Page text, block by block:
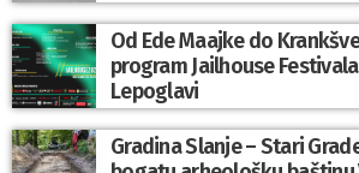
Od Ede Maajke do
program Jailhouse
Lepoglavi
Gradina Slanje – Stari